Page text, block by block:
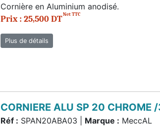
Cornière en Aluminium anodisé.
Prix : 25,500 DTNet TTC
Plus de détails
CORNIERE ALU SP 20
Réf : SPAN20ABA03 | Marque : MeccAL